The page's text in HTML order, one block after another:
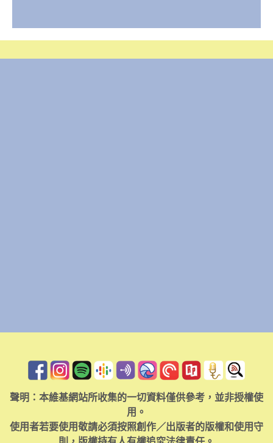
聲明：本維基網站所收集的一切資料僅供參考，並非授權使
用。
使用者若要使用敬請必須按照創作／出版者的版權和使用守